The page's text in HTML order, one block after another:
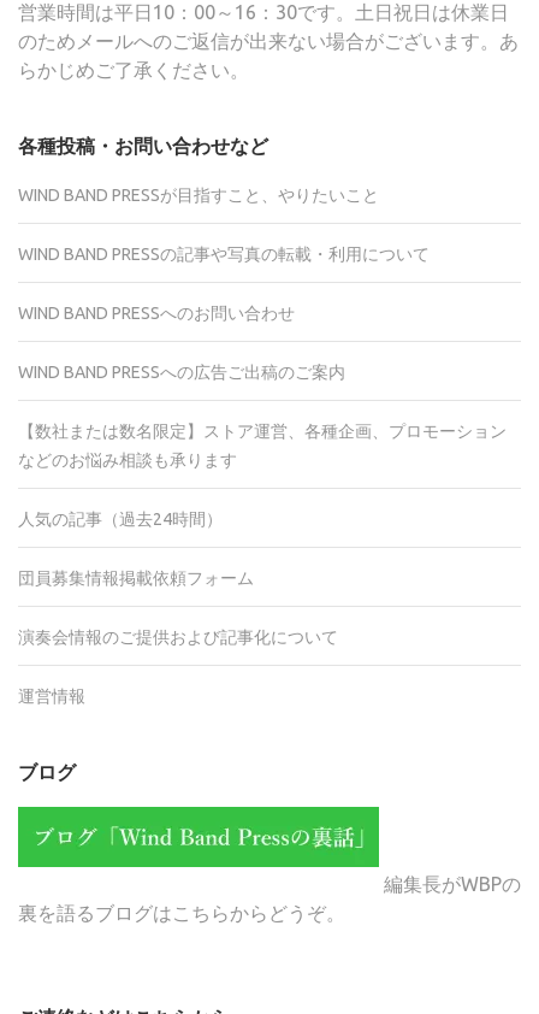
営業時間は平日10：00～16：30です。土日祝日は休業日
のためメールへのご返信が出来ない場合がございます。あ
らかじめご了承ください。
各種投稿・お問い合わせなど
WIND BAND PRESSが目指すこと、やりたいこと
WIND BAND PRESSの記事や写真の転載・利用について
WIND BAND PRESSへのお問い合わせ
WIND BAND PRESSへの広告ご出稿のご案内
【数社または数名限定】ストア運営、各種企画、プロモーション
などのお悩み相談も承ります
人気の記事（過去24時間）
団員募集情報掲載依頼フォーム
演奏会情報のご提供および記事化について
運営情報
ブログ
編集長がWBPの
裏を語るブログはこちらからどうぞ。